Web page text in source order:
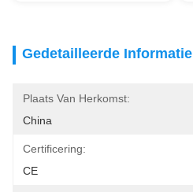
Gedetailleerde Informatie
Plaats Van Herkomst:
China
Certificering:
CE